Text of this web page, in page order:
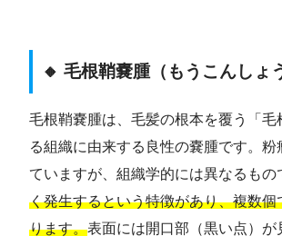
🔸 毛根鞘嚢腫（もうこんしょ
毛根鞘嚢腫は、毛髪の根本を覆う「毛
る組織に由来する良性の嚢腫です。粉
ていますが、組織学的には異なるもの
く発生するという特徴があり、複数個
ります。表面には開口部（黒い点）が